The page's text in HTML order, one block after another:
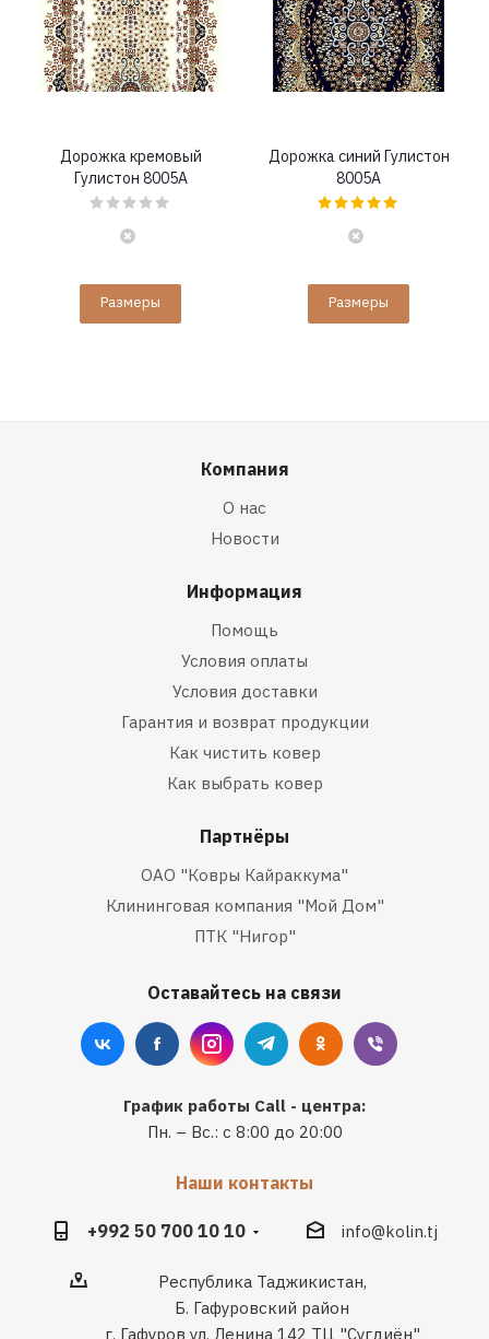
Дорожка кремовый
Гулистон 8005A
Размеры
Дорожка синий Гулистон
8005A
Размеры
Компания
О нас
Новости
Информация
Помощь
Условия оплаты
Условия доставки
Гарантия и возврат продукции
Как чистить ковер
Как выбрать ковер
Партнёры
ОАО "Ковры Кайраккума"
Клининговая компания "Мой Дом"
ПТК "Нигор"
Оставайтесь на связи
График работы Call - центра:
Пн. – Вс.: с 8:00 до 20:00
Наши контакты
+992 50 700 10 10 info@kolin.tj
Республика Таджикистан,
Б. Гафуровский район
г. Гафуров ул. Ленина 142 ТЦ "Сугдиён"